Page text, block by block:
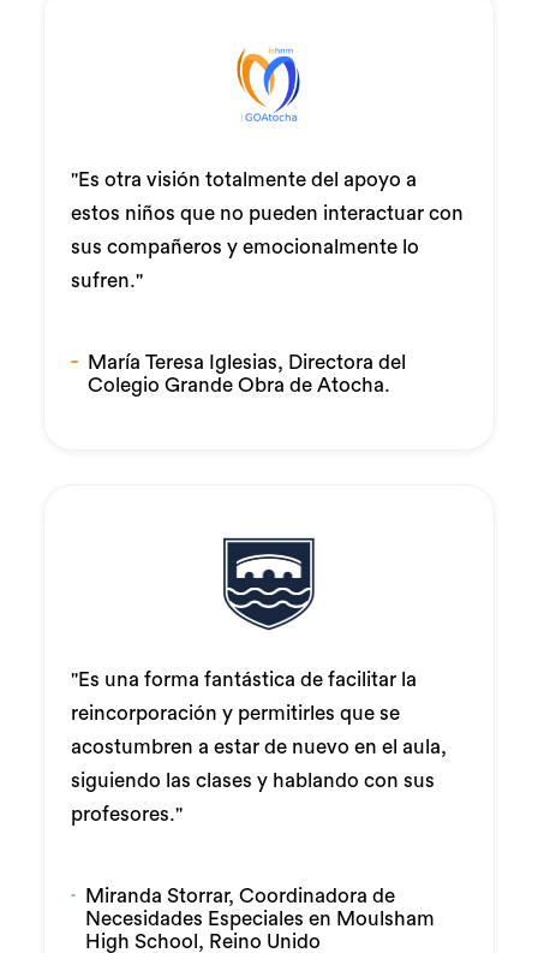
"Es otra visión totalmente del apoyo a
estos niños que no pueden interactuar con
sus compañeros y emocionalmente lo
sufren."
María Teresa Iglesias, Directora del
Colegio Grande Obra de Atocha.
"Es una forma fantástica de facilitar la
reincorporación y permitirles que se
acostumbren a estar de nuevo en el aula,
siguiendo las clases y hablando con sus
profesores."
Miranda Storrar, Coordinadora de
Necesidades Especiales en Moulsham
High School, Reino Unido